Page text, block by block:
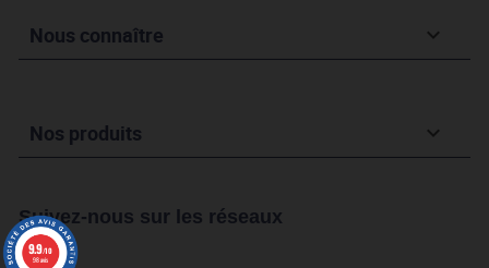
Nous connaître 
Nos produits 
Suivez-nous sur les réseaux
9.9/10
98 avis